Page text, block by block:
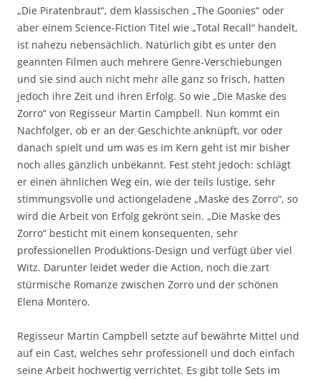
„Die Piratenbraut“, dem klassischen „The Goonies“ oder
aber einem Science-Fiction Titel wie „Total Recall“ handelt,
ist nahezu nebensächlich. Natürlich gibt es unter den
geannten Filmen auch mehrere Genre-Verschiebungen
und sie sind auch nicht mehr alle ganz so frisch, hatten
jedoch ihre Zeit und ihren Erfolg. So wie „Die Maske des
Zorro“ von Regisseur Martin Campbell. Nun kommt ein
Nachfolger, ob er an der Geschichte anknüpft, vor oder
danach spielt und um was es im Kern geht ist mir bisher
noch alles gänzlich unbekannt. Fest steht jedoch: schlägt
er einen ähnlichen Weg ein, wie der teils lustige, sehr
stimmungsvolle und actiongeladene „Maske des Zorro“, so
wird die Arbeit von Erfolg gekrönt sein. „Die Maske des
Zorro“ besticht mit einem konsequenten, sehr
professionellen Produktions-Design und verfügt über viel
Witz. Darunter leidet weder die Action, noch die zart
stürmische Romanze zwischen Zorro und der schönen
Elena Montero.
Regisseur Martin Campbell setzte auf bewährte Mittel und
auf ein Cast, welches sehr professionell und doch einfach
seine Arbeit hochwertig verrichtet. Es gibt tolle Sets im